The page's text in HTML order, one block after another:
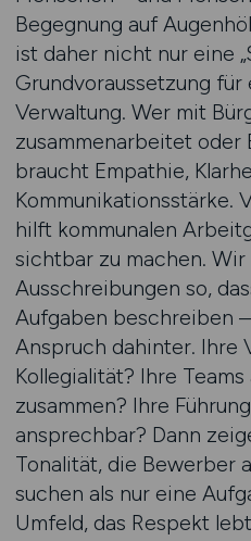
Begegnung auf
ist daher nicht nur eine
Grundvoraussetzung
Verwaltung. Wer mit
zusammenarbeitet oder
braucht Empathie,
Kommunikationsstärke.
hilft kommunalen
sichtbar zu machen.
Ausschreibungen so,
Aufgaben beschreiben
Anspruch dahinter. Ihre
Kollegialität? Ihre
zusammen? Ihre
ansprechbar? Dann
Tonalität, die Bewerber
suchen als nur eine
Umfeld, das Respekt